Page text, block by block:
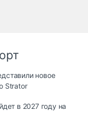
новое
Strator
в 2027 году на